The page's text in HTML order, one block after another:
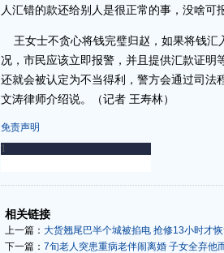
人汇错的款还给别人是很正常的事，没啥可
王女士不贪心将钱完璧归赵，如果将钱汇
况，市民应该立即报警，并且提供汇款证明
还就会被认定为不当得利，警方会通过司法
文涛律师介绍说。（记者 王寿林）
免责声明
-
相关链接
上一篇： 大货翘尾巴半个城被掐电 抢修13小时才
下一篇： 7旬老人突患重病老伴闹离婚 子女全弃他